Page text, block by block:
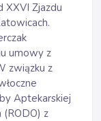
XXVI Zjazdu
umowy z
związku z
Aptekarskiej
z